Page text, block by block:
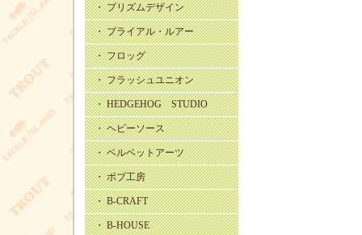
・ プリズムデザイン
・ プライアル・ルアー
・ フロッグ
・ フラッシュユニオン
・ HEDGEHOG STUDIO
・ ヘビーソース
・ ベルベットアーツ
・ ボブ工房
・ B-CRAFT
・ B-HOUSE